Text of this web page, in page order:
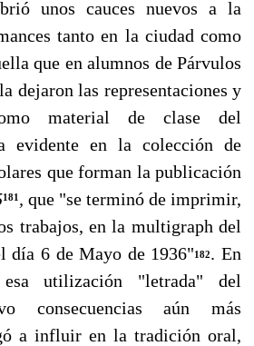
unos cauces nuevos a la
tanto en la ciudad como
que en alumnos de Párvulos
dejaron las representaciones y
material de clase del
evidente en la colección de
que forman la publicación
181 , que "se terminó de imprimir,
trabajos, en la multigraph del
día 6 de Mayo de 1936"182. En
utilización "letrada" del
consecuencias aún más
a influir en la tradición oral,